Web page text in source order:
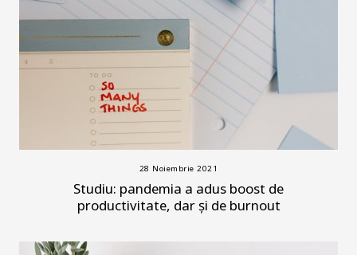
28 Noiembrie 2021
Studiu: pandemia a adus boost de
productivitate, dar și de burnout